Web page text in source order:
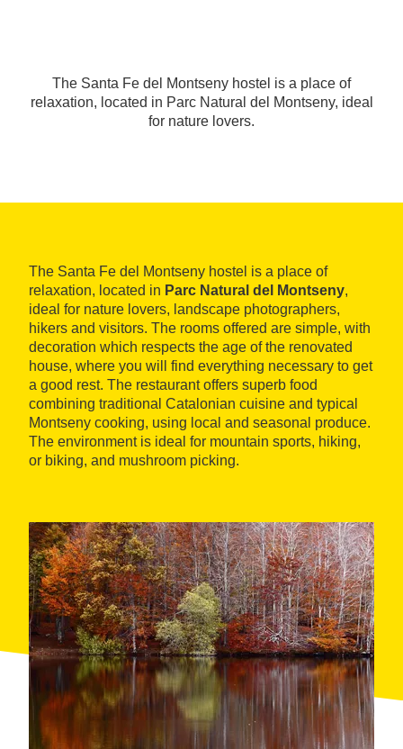
The Santa Fe del Montseny hostel is a place of
relaxation, located in Parc Natural del Montseny, ideal
for nature lovers.
The Santa Fe del Montseny hostel is a place of
relaxation, located in Parc Natural del Montseny,
ideal for nature lovers, landscape photographers,
hikers and visitors. The rooms offered are simple, with
decoration which respects the age of the renovated
house, where you will find everything necessary to get
a good rest. The restaurant offers superb food
combining traditional Catalonian cuisine and typical
Montseny cooking, using local and seasonal produce.
The environment is ideal for mountain sports, hiking,
or biking, and mushroom picking.